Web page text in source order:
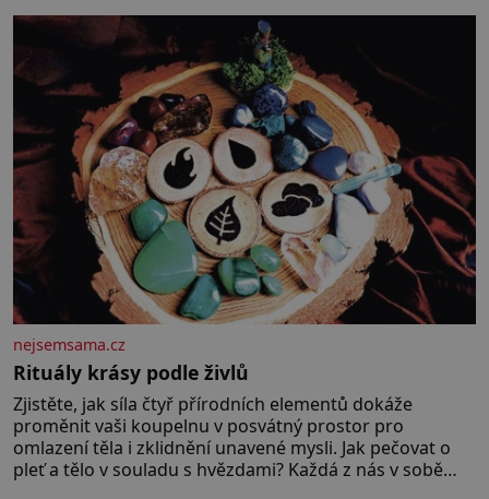
partnera. Stačily mi knihy, práce a hlavně klid. Hned po
studiích jsem odešla z rodného města,
nejsemsama.cz
Rituály krásy podle živlů
Zjistěte, jak síla čtyř přírodních elementů dokáže
proměnit vaši koupelnu v posvátný prostor pro
omlazení těla i zklidnění unavené mysli. Jak pečovat o
pleť a tělo v souladu s hvězdami? Každá z nás v sobě